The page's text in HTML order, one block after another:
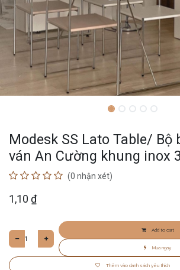
Modesk SS Lato Table/ Bộ
ván An Cường khung inox
(0 nhận xét)
1,10 ₫
Add to cart
Mua ngay
Thêm vào danh sách yêu thích